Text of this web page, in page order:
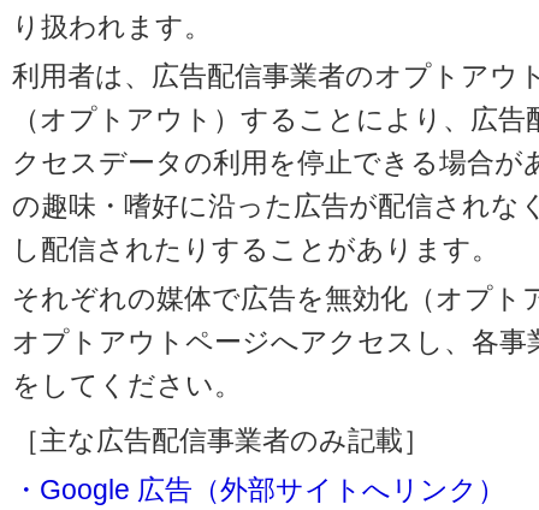
り扱われます。
利用者は、広告配信事業者のオプトアウ
（オプトアウト）することにより、広
クセスデータの利用を停止できる場合が
の趣味・嗜好に沿った広告が配信されな
し配信されたりすることがあります。
それぞれの媒体で広告を無効化（オプト
オプトアウトページへアクセスし、各
をしてください。
［主な広告配信事業者のみ記載］
・Google 広告（外部サイトへリンク）